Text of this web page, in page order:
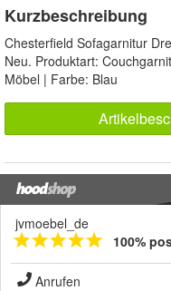
Kurzbeschreibung
Chesterfield Sofagarnitur
Neu. Produktart:
Möbel | Farbe: Blau
jvmoebel_de
100%
Anrufen